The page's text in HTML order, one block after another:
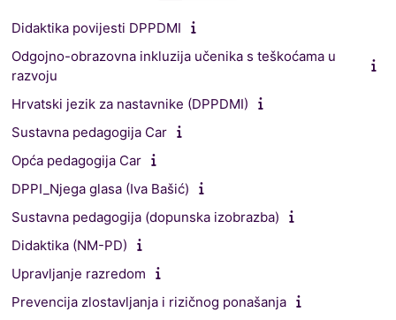
Didaktika povijesti DPPDMI
Odgojno-obrazovna inkluzija učenika s teškoćama u
razvoju
Hrvatski jezik za nastavnike (DPPDMI)
Sustavna pedagogija Car
Opća pedagogija Car
DPPI_Njega glasa (Iva Bašić)
Sustavna pedagogija (dopunska izobrazba)
Didaktika (NM-PD)
Upravljanje razredom
Prevencija zlostavljanja i rizičnog ponašanja